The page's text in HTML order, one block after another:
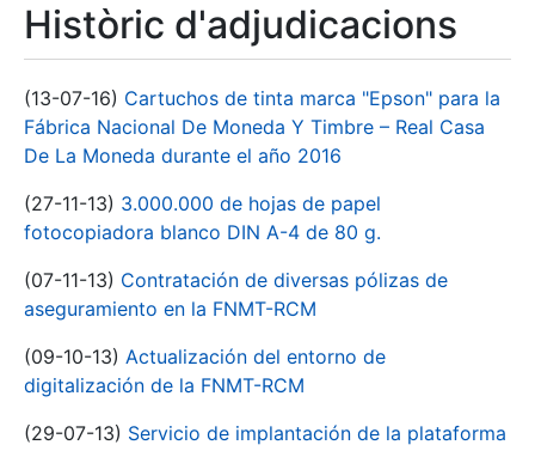
Històric d'adjudicacions
(13-07-16) Cartuchos de tinta marca "Epson" para la
Fábrica Nacional De Moneda Y Timbre – Real Casa
De La Moneda durante el año 2016
(27-11-13) 3.000.000 de hojas de papel
fotocopiadora blanco DIN A-4 de 80 g.
(07-11-13) Contratación de diversas pólizas de
aseguramiento en la FNMT-RCM
(09-10-13) Actualización del entorno de
digitalización de la FNMT-RCM
(29-07-13) Servicio de implantación de la plataforma